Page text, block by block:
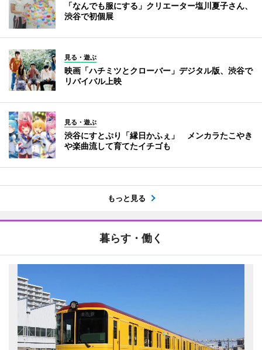
「なんでも服にする」クリエーター塩川夏子さん、
渋谷で初個展
見る・遊ぶ
映画「ハチミツとクローバー」デジタル版、渋谷で
リバイバル上映
見る・遊ぶ
渋谷にすとぷり「縁日かふぇ」 メンカラたこやき
や楽曲流して育てたイチゴも
もっと見る
暮らす・働く